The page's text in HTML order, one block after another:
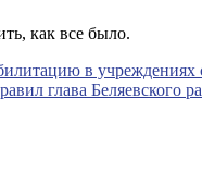
как все было.
в учреждениях
глава Беляевского